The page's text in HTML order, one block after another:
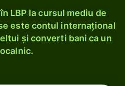
LBP la cursul mediu de
este contul internațional
și converti bani ca un